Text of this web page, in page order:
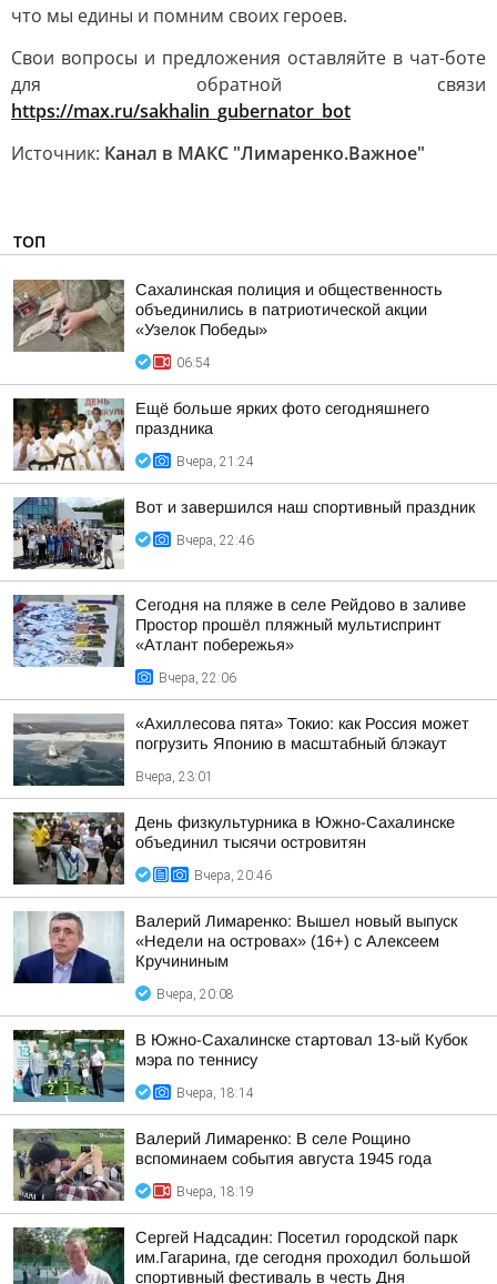
что мы едины и помним своих героев.
Свои вопросы и предложения оставляйте в чат-боте
для обратной связи
https://max.ru/sakhalin_gubernator_bot
Источник: Канал в МАКС "Лимаренко.Важное"
ТОП
Сахалинская полиция и общественность
объединились в патриотической акции
«Узелок Победы»
06:54
Ещё больше ярких фото сегодняшнего
праздника
Вчера, 21:24
Вот и завершился наш спортивный праздник
Вчера, 22:46
Сегодня на пляже в селе Рейдово в заливе
Простор прошёл пляжный мультиспринт
«Атлант побережья»
Вчера, 22:06
«Ахиллесова пята» Токио: как Россия может
погрузить Японию в масштабный блэкаут
Вчера, 23:01
День физкультурника в Южно-Сахалинске
объединил тысячи островитян
Вчера, 20:46
Валерий Лимаренко: Вышел новый выпуск
«Недели на островах» (16+) с Алексеем
Кручининым
Вчера, 20:08
В Южно-Сахалинске стартовал 13-ый Кубок
мэра по теннису
Вчера, 18:14
Валерий Лимаренко: В селе Рощино
вспоминаем события августа 1945 года
Вчера, 18:19
Сергей Надсадин: Посетил городской парк
им.Гагарина, где сегодня проходил большой
спортивный фестиваль в честь Дня